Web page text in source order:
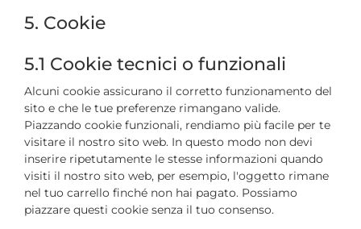
5. Cookie
5.1 Cookie tecnici o funzionali
Alcuni cookie assicurano il corretto funzionamento del
sito e che le tue preferenze rimangano valide.
Piazzando cookie funzionali, rendiamo più facile per te
visitare il nostro sito web. In questo modo non devi
inserire ripetutamente le stesse informazioni quando
visiti il nostro sito web, per esempio, l'oggetto rimane
nel tuo carrello finché non hai pagato. Possiamo
piazzare questi cookie senza il tuo consenso.